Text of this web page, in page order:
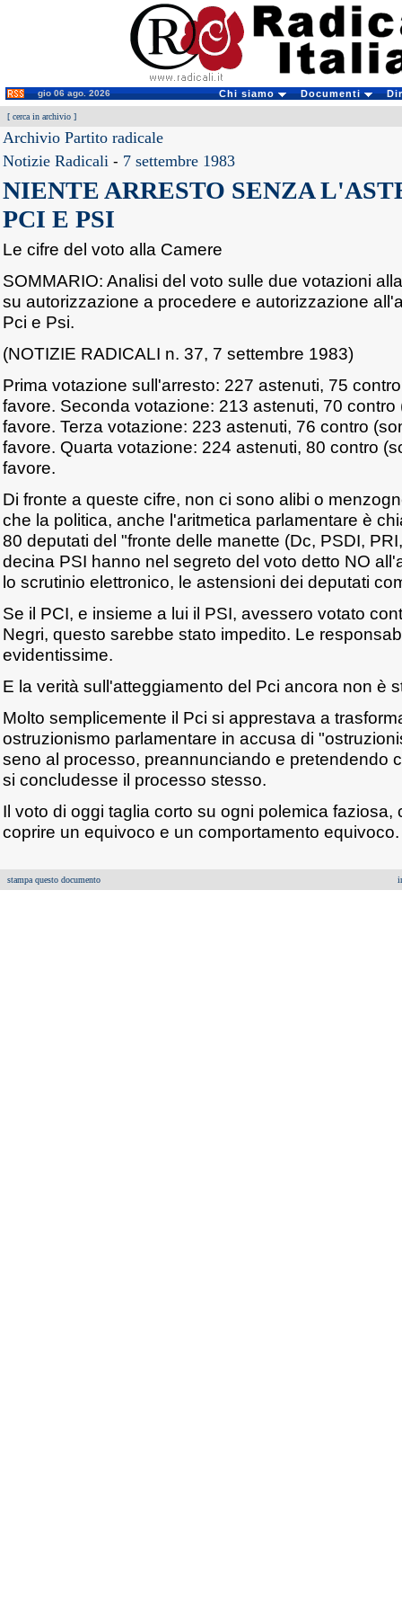
gio 06 ago. 2026 Chi siamo Documenti
[ cerca in archivio ]
Archivio Partito radicale
Notizie Radicali - 7 settembre 1983
NIENTE ARRESTO SENZA
PCI E PSI
Le cifre del voto alla Camere
SOMMARIO: Analisi del voto sulle due votazioni
su autorizzazione a procedere e autorizzazione
Pci e Psi.
(NOTIZIE RADICALI n. 37, 7 settembre 1983)
Prima votazione sull'arresto: 227 astenuti, 75
favore. Seconda votazione: 213 astenuti, 70
favore. Terza votazione: 223 astenuti, 76 contro
favore. Quarta votazione: 224 astenuti, 80 contro
favore.
Di fronte a queste cifre, non ci sono alibi o
che la politica, anche l'aritmetica parlamentare è
80 deputati del "fronte delle manette (Dc, PSDI,
decina PSI hanno nel segreto del voto detto NO
lo scrutinio elettronico, le astensioni dei deputati
Se il PCI, e insieme a lui il PSI, avessero votato
Negri, questo sarebbe stato impedito. Le
evidentissime.
E la verità sull'atteggiamento del Pci ancora non è
Molto semplicemente il Pci si apprestava a
ostruzionismo parlamentare in accusa di
seno al processo, preannunciando e pretendendo
si concludesse il processo stesso.
Il voto di oggi taglia corto su ogni polemica faziosa,
coprire un equivoco e un comportamento equivoco.
stampa questo documento